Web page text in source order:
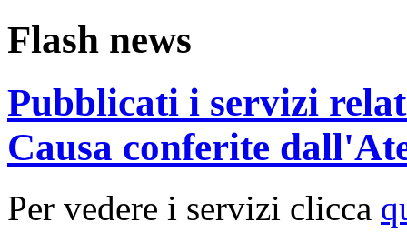
Flash news
Pubblicati i servizi
Causa conferite
Per vedere i servizi clicca